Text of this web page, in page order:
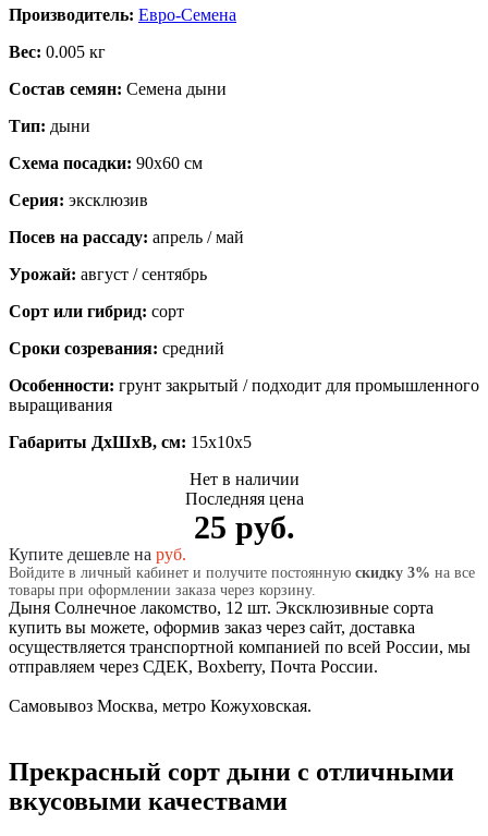
Производитель: Евро-Семена
Вес: 0.005 кг
Состав семян: Семена дыни
Тип: дыни
Схема посадки: 90х60 см
Серия: эксклюзив
Посев на рассаду: апрель / май
Урожай: август / сентябрь
Сорт или гибрид: сорт
Сроки созревания: средний
Особенности: грунт закрытый / подходит для промышленного
выращивания
Габариты ДхШхВ, см: 15x10x5
Нет в наличии
Последняя цена
25 руб.
Купите дешевле на руб.
Войдите в личный кабинет и получите постоянную скидку 3% на все
товары при оформлении заказа через корзину.
Дыня Солнечное лакомство, 12 шт. Эксклюзивные сорта
купить вы можете, оформив заказ через сайт, доставка
осуществляется транспортной компанией по всей России, мы
отправляем через СДЕК, Boxberry, Почта России.
Самовывоз Москва, метро Кожуховская.
Прекрасный сорт дыни с отличными
вкусовыми качествами